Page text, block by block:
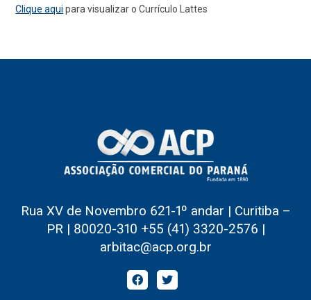
Clique aqui para visualizar o Currículo Lattes
Rua XV de Novembro 621-1º andar | Curitiba –
PR | 80020-310 +55 (41) 3320-2576 |
arbitac@acp.org.br